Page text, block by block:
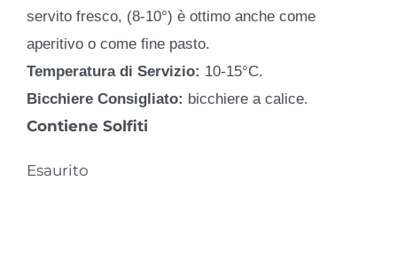
servito fresco, (8-10°) è ottimo anche come
aperitivo o come fine pasto.
Temperatura di Servizio: 10-15°C.
Bicchiere Consigliato: bicchiere a calice.
Contiene Solfiti
Esaurito